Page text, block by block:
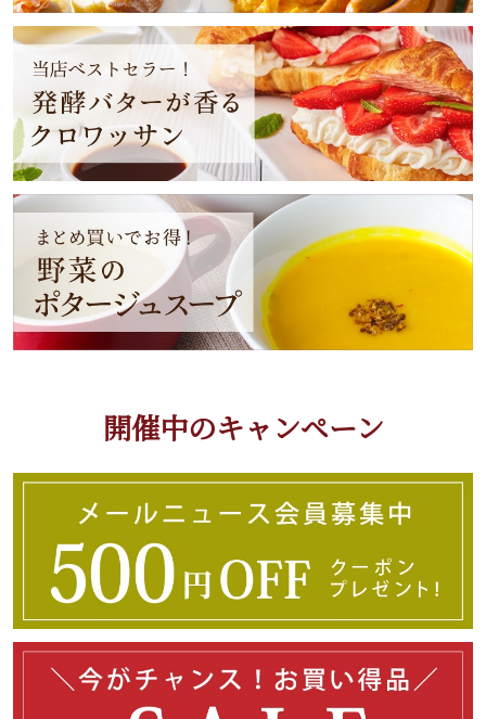
開催中のキャンペーン